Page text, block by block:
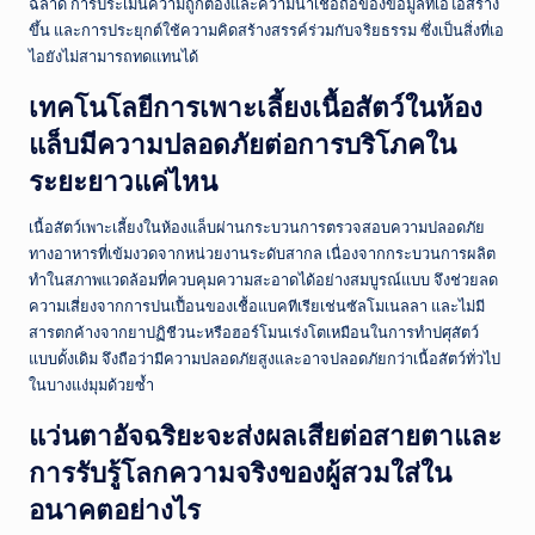
ฉลาด การประเมินความถูกต้องและความน่าเชื่อถือของข้อมูลที่เอไอสร้าง
ขึ้น และการประยุกต์ใช้ความคิดสร้างสรรค์ร่วมกับจริยธรรม ซึ่งเป็นสิ่งที่เอ
ไอยังไม่สามารถทดแทนได้
เทคโนโลยีการเพาะเลี้ยงเนื้อสัตว์ในห้อง
แล็บมีความปลอดภัยต่อการบริโภคใน
ระยะยาวแค่ไหน
เนื้อสัตว์เพาะเลี้ยงในห้องแล็บผ่านกระบวนการตรวจสอบความปลอดภัย
ทางอาหารที่เข้มงวดจากหน่วยงานระดับสากล เนื่องจากกระบวนการผลิต
ทำในสภาพแวดล้อมที่ควบคุมความสะอาดได้อย่างสมบูรณ์แบบ จึงช่วยลด
ความเสี่ยงจากการปนเปื้อนของเชื้อแบคทีเรียเช่นซัลโมเนลลา และไม่มี
สารตกค้างจากยาปฏิชีวนะหรือฮอร์โมนเร่งโตเหมือนในการทำปศุสัตว์
แบบดั้งเดิม จึงถือว่ามีความปลอดภัยสูงและอาจปลอดภัยกว่าเนื้อสัตว์ทั่วไป
ในบางแง่มุมด้วยซ้ำ
แว่นตาอัจฉริยะจะส่งผลเสียต่อสายตาและ
การรับรู้โลกความจริงของผู้สวมใส่ใน
อนาคตอย่างไร